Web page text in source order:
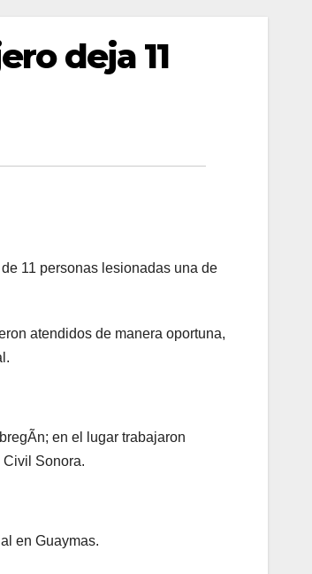
deja 11
11 personas lesionadas una de
atendidos de manera oportuna,
en el lugar trabajaron
Sonora.
en Guaymas.